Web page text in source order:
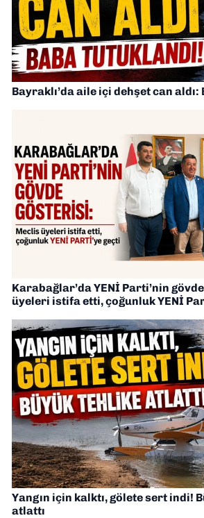
Bayraklı’da aile içi dehşet can
Karabağlar’da YENİ Parti’nin
üyeleri istifa etti, çoğunluk YENİ
Yangın için kalktı, gölete sert indi!
atlattı